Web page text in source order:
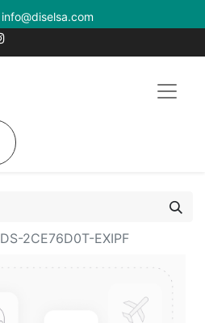
info@diselsa.com
DS-2CE76D0T-EXIPF